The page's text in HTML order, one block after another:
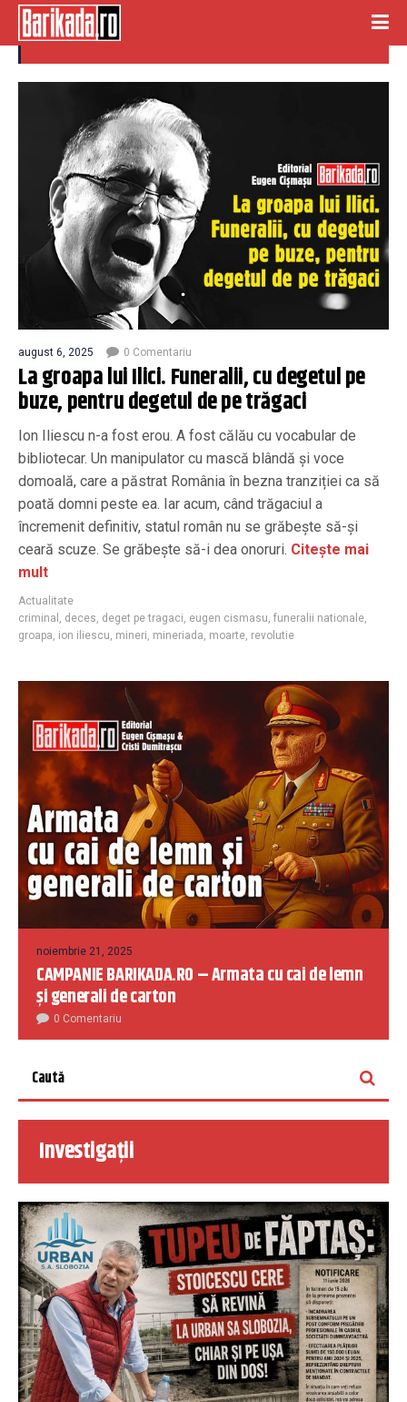
deget pe tragaci
august 6, 2025 0 Comentariu
La groapa lui Ilici. Funeralii, cu degetul pe
buze, pentru degetul de pe trăgaci
Ion Iliescu n-a fost erou. A fost călău cu vocabular de
bibliotecar. Un manipulator cu mască blândă și voce
domoală, care a păstrat România în bezna tranziției ca să
poată domni peste ea. Iar acum, când trăgaciul a
încremenit definitiv, statul român nu se grăbește să-și
ceară scuze. Se grăbește să-i dea onoruri. Citește mai
mult
Actualitate
criminal , deces, deget pe tragaci, eugen cismasu, funeralii nationale,
groapa, ion iliescu, mineri, mineriada, moarte, revolutie
noiembrie 21, 2025
CAMPANIE BARIKADA.RO – Armata cu cai de lemn
și generali de carton
0 Comentariu
Investigații